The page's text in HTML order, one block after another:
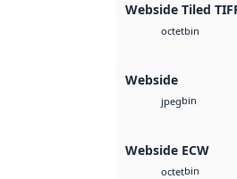
Webside Tiled
octetbin
Webside
jpegbin
Webside ECW
octetbin